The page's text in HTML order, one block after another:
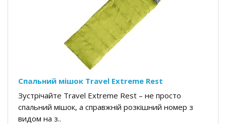
Спальний мішок Travel Extreme Rest
Зустрічайте Travel Extreme Rest – не просто
спальний мішок, а справжній розкішний номер з
видом на з..